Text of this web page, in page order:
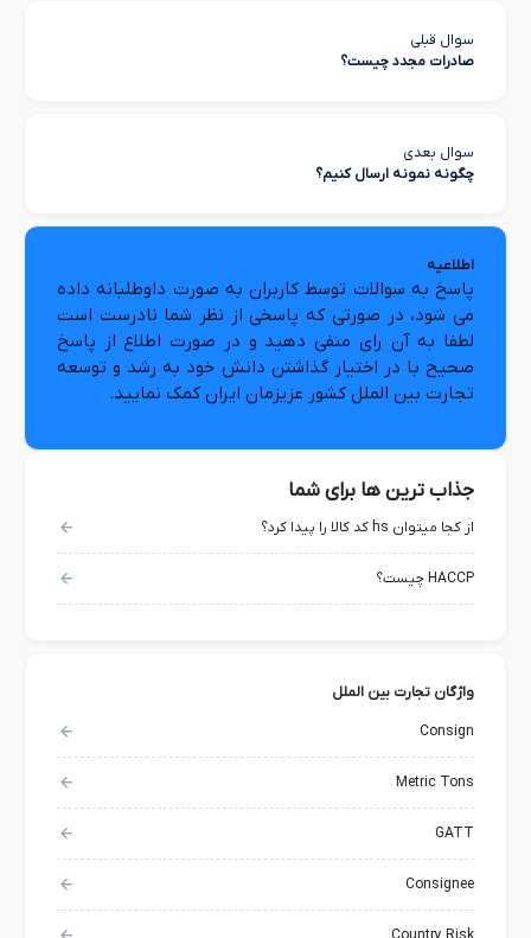
سوال قبلی
صادرات مجدد چیست؟
سوال بعدی
چگونه نمونه ارسال کنیم؟
اطلاعیه
پاسخ به سوالات توسط کاربران به صورت داوطلبانه داده
می شود، در صورتی که پاسخی از نظر شما نادرست است
لطفا به آن رای منفی دهید و در صورت اطلاع از پاسخ
صحیح با در اختیار گذاشتن دانش خود به رشد و توسعه
تجارت بین الملل کشور عزیزمان ایران کمک نمایید.
جذاب ترین ها برای شما
از کجا میتوان hs کد کالا را پیدا کرد؟
HACCP چیست؟
واژگان تجارت بین الملل
Consign
Metric Tons
GATT
Consignee